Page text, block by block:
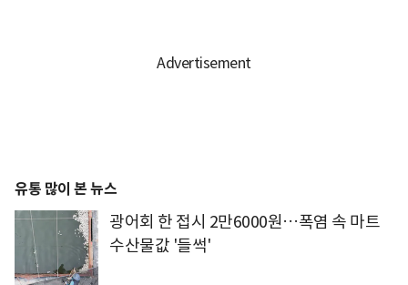
유통 많이 본 뉴스
광어회 한 접시 2만6000원…폭염 속 마트
수산물값 '들썩'